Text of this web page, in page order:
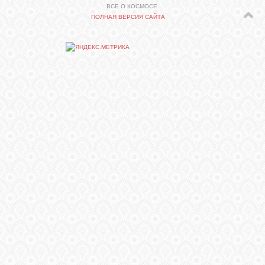
ВСЕ О КОСМОСЕ.
ПОЛНАЯ ВЕРСИЯ САЙТА